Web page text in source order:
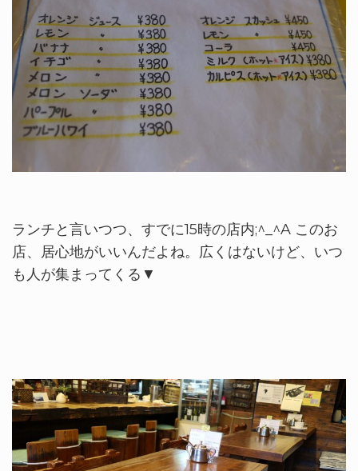
ランチと言いつつ、すでに15時の店内;^_^A このお
店、居心地がいいんだよね。広くはないけど、いつ
も人が集まってくる▼